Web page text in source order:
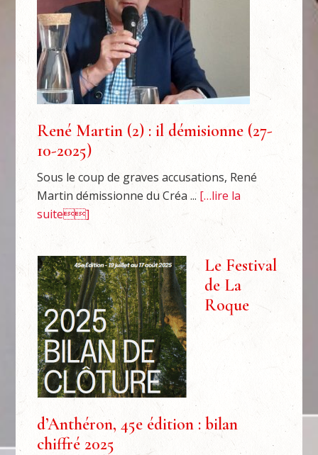
René Martin (2) : il démisionne (27-
10-2025)
Sous le coup de graves accusations, René
Martin démissionne du Créa ... […lire la
suite]
Le Festival
de La
Roque
d’Anthéron, 45e édition : bilan
chiffré 2025